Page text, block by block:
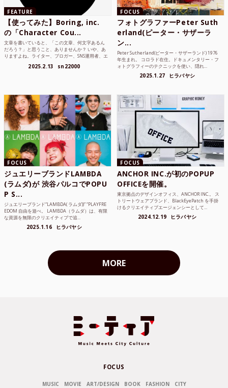
FEATURE
【使ってみた】Boring, inc.
の「Character Cou...
文章を書いていると、「この文章、何文字あるん
だろう？」と思うこと、ありませんか？ いや、あ
りますよね。ライター、ブロガー、SNS運用者、エ
2025.2.13 sn22000
FOCUS
フォトグラファーPeter Suth
erland(ピーター・サザーラ
ン...
Peter Sutherland(ピーター・サザーランド) 1976
年生まれ。 コロラド在住。ドキュメンタリー・フ
ォトグラフィーのテクニックを使い、隠れ...
2025.1.27 ヒラバヤシ
FOCUS
ジュエリーブランドLAMBDA
(ラムダ)が 渋谷パルコでPOPU
P S...
ジュエリーブランド“LAMBDA( ラムダ))” “PLAYFRE
EDOM 自由を遊べ。 LAMBDA（ラムダ）は、有限
な資源を無限のクリエイティブで追...
2025.1.16 ヒラバヤシ
FOCUS
ANCHOR INC.が初のPOPUP
OFFICEを開催。
東京拠点のデザインオフィス、ANCHOR INC.。 ス
トリートウェアブランド、BlackEyePatch を手掛
けるクリエイティブエージェンシーとして...
2024.12.19 ヒラバヤシ
MORE
FOCUS
MUSIC MOVIE ART/DESIGN BOOK FASHION CITY